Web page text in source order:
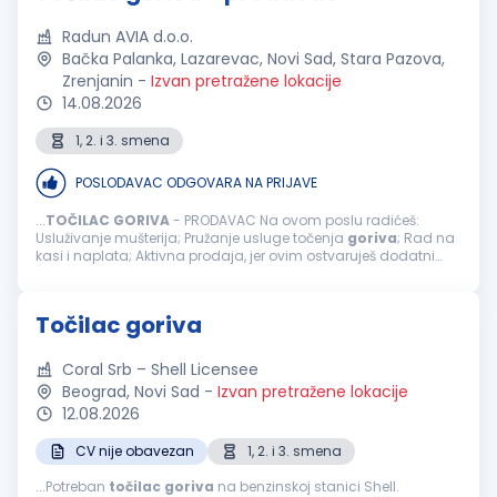
Radun AVIA d.o.o.
Bačka Palanka, Lazarevac, Novi Sad, Stara Pazova,
Zrenjanin - Izvan pretražene lokacije
14.08.2026
1, 2. i 3. smena
POSLODAVAC ODGOVARA NA PRIJAVE
...TOČILAC GORIVA- PRODAVAC Na ovom poslu radićeš:
Usluživanje mušterija; Pružanje usluge točenja goriva; Rad na
kasi i naplata; Aktivna prodaja, jer ovim ostvaruješ dodatni
Točilac goriva
Coral Srb – Shell Licensee
Beograd, Novi Sad - Izvan pretražene lokacije
12.08.2026
CV nije obavezan
1, 2. i 3. smena
...Potreban točilac goriva na benzinskoj stanici Shell.